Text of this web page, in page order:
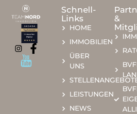
Schnell-
Links
HOME
IMMOBILIEN
ÜBER
UNS
LEISTUNGEN
NEWS
&